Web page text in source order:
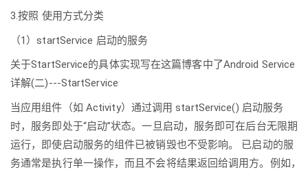
3.按照 使用方式分类
（1）startService 启动的服务
关于StartService的具体实现写在这篇博客中了Android Service
详解(二)---StartService
当应用组件（如 Activity）通过调用 startService() 启动服务
时，服务即处于“启动”状态。一旦启动，服务即可在后台无限期
运行，即使启动服务的组件已被销毁也不受影响。 已启动的服
务通常是执行单一操作，而且不会将结果返回给调用方。例如，